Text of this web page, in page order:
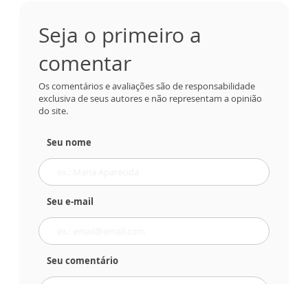
Seja o primeiro a
comentar
Os comentários e avaliações são de responsabilidade
exclusiva de seus autores e não representam a opinião
do site.
Seu nome
Seu e-mail
Seu comentário